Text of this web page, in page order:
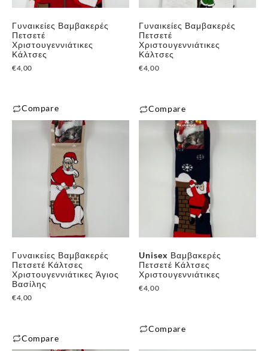
Γυναικείες Βαμβακερές
Πετσετέ
Χριστουγεννιάτικες
Κάλτσες
€4,00
Compare
Γυναικείες Βαμβακερές
Πετσετέ
Χριστουγεννιάτικες
Κάλτσες
€4,00
Compare
Γυναικείες Βαμβακερές
Πετσετέ Κάλτσες
Χριστουγεννιάτικες Άγιος
Βασίλης
€4,00
Compare
Unisex Βαμβακερές
Πετσετέ Κάλτσες
Χριστουγεννιάτικες
€4,00
Compare